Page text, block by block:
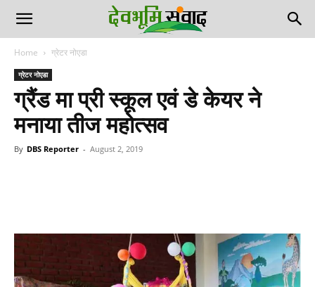
Home ग्रेटर नोएडा
ग्रेटर नोएडा
ग्रैंड मा प्री स्कूल एवं डे केयर ने
मनाया तीज महोत्सव
By DBS Reporter - August 2, 2019